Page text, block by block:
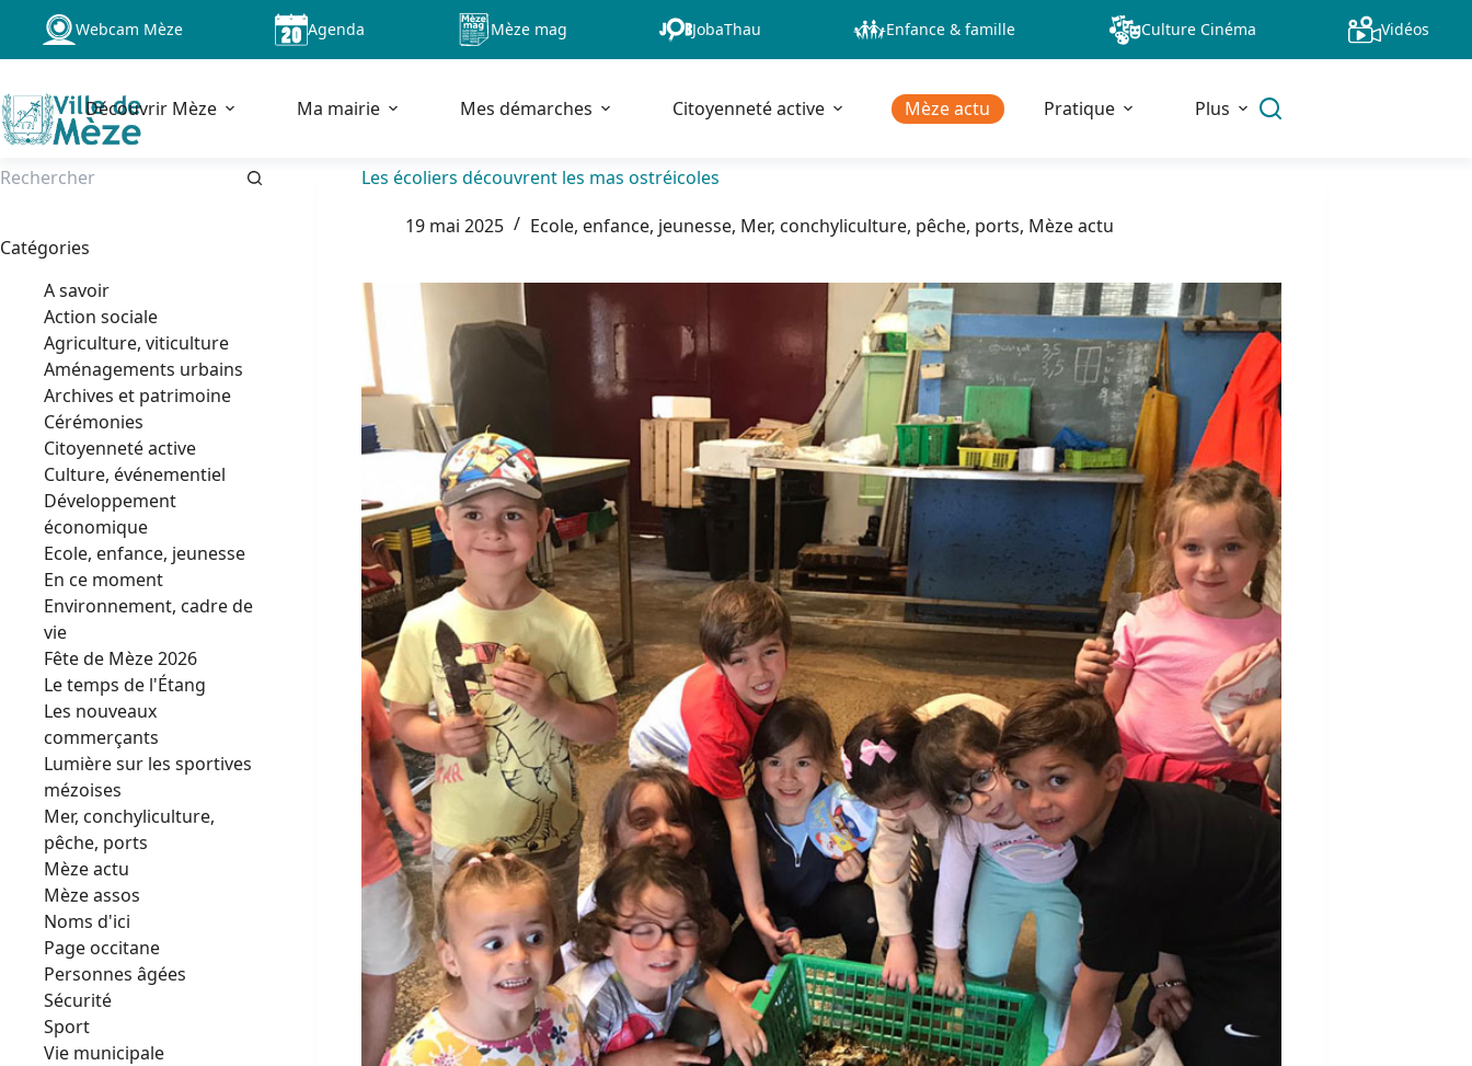
Passer
contenu
Webcam Mèze Agenda Mèze mag JobaThau Enfance & famille Culture Cinéma Vidéos
Découvrir Mèze Ma mairie Mes démarches Citoyenneté active Mèze actu Pratique Plus
Les écoliers découvrent les mas ostréicoles
19 mai 2025
Ecole, enfance, jeunesse, Mer, conchyliculture, pêche, ports, Mèze actu
Catégories
A savoir
Action sociale
Agriculture, viticulture
Aménagements urbains
Archives et patrimoine
Cérémonies
Citoyenneté active
Culture, événementiel
Développement
économique
Ecole, enfance, jeunesse
En ce moment
Environnement, cadre de
vie
Fête de Mèze 2026
Le temps de l'Étang
Les nouveaux
commerçants
Lumière sur les sportives
mézoises
Mer, conchyliculture,
pêche, ports
Mèze actu
Mèze assos
Noms d'ici
Page occitane
Personnes âgées
Sécurité
Sport
Vie municipale